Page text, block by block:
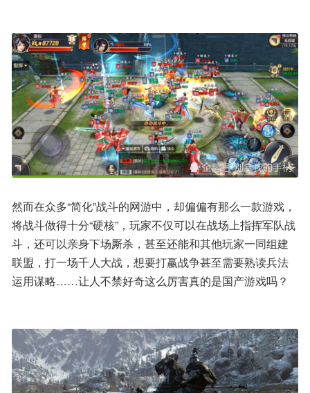
然而在众多“简化”战斗的网游中，却偏偏有那么一款游戏，
将战斗做得十分“硬核”，玩家不仅可以在战场上指挥军队战
斗，还可以亲身下场厮杀，甚至还能和其他玩家一同组建
联盟，打一场千人大战，想要打赢战争甚至需要熟读兵法
运用谋略……让人不禁好奇这么厉害真的是国产游戏吗？